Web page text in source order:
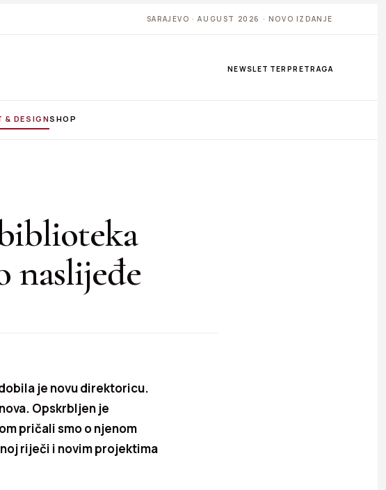
SARAJEVO · AUGUST 2026 · NOVO IZDANJE
NEWSLETTER PRETRAGA
& DESIGNSHOP
naslijeđe
je novu direktoricu.
Opskrbljen je
pričali smo o njenom
riječi i novim projektima